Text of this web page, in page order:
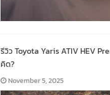
รีวิว Toyota Yaris ATIV HEV
คิด?
November 5, 2025